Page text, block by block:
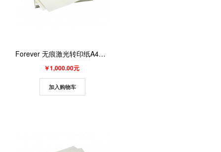
Forever 无痕激光转印纸A4XL（深色B面） 100张/包
￥1,000.00元
加入购物车